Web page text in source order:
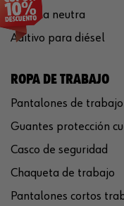
Silicona neutra
Aditivo para diésel
ROPA DE TRABAJO
Pantalones de trabajo
Guantes protección
Casco de seguridad
Chaqueta de trabajo
Pantalones cortos